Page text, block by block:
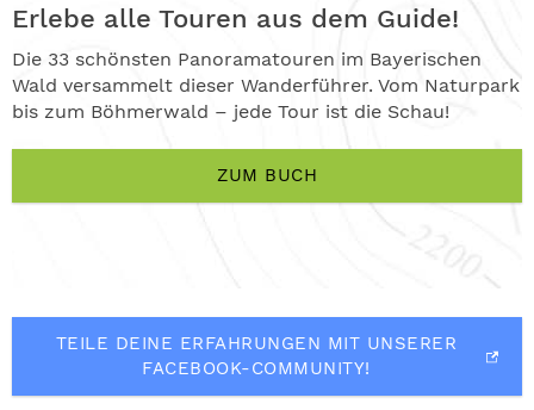
Erlebe alle Touren aus dem Guide!
Die 33 schönsten Panoramatouren im Bayerischen
Wald versammelt dieser Wanderführer. Vom Naturpark
bis zum Böhmerwald – jede Tour ist die Schau!
ZUM BUCH
TEILE DEINE ERFAHRUNGEN MIT UNSERER
FACEBOOK-COMMUNITY!